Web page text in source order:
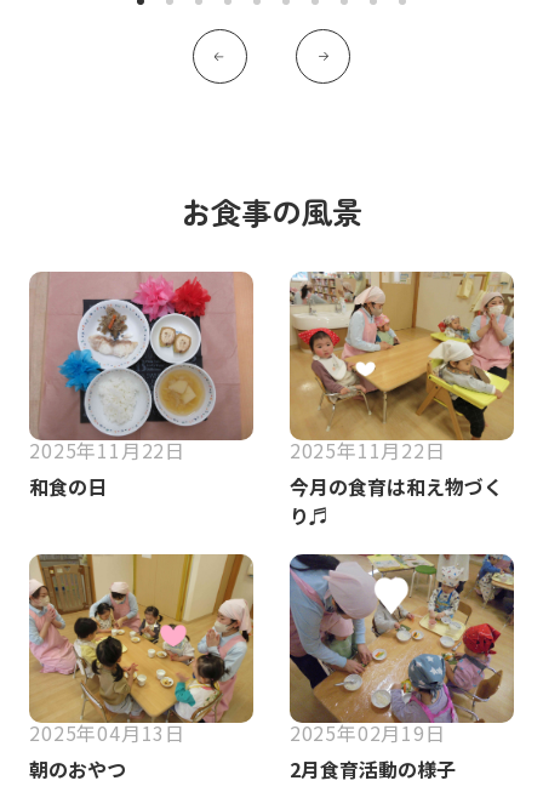
お食事の風景
2025年11月22日
和食の日
2025年11月22日
今月の食育は和え物づく
り♬
2025年04月13日
朝のおやつ
2025年02月19日
2月食育活動の様子